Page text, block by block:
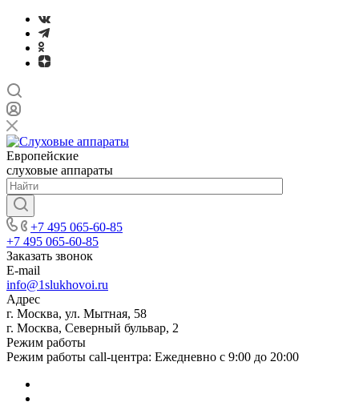
Европейские
слуховые аппараты
+7 495 065-60-85
+7 495 065-60-85
Заказать звонок
E-mail
info@1slukhovoi.ru
Адрес
г. Москва, ул. Мытная, 58
г. Москва, Северный бульвар, 2
Режим работы
Режим работы call-центра: Ежедневно с 9:00 до 20:00